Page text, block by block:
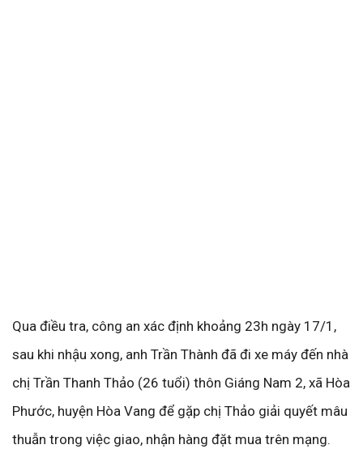
Qua điều tra, công an xác định khoảng 23h ngày 17/1,
sau khi nhậu xong, anh Trần Thành đã đi xe máy đến nhà
chị Trần Thanh Thảo (26 tuổi) thôn Giáng Nam 2, xã Hòa
Phước, huyện Hòa Vang để gặp chị Thảo giải quyết mâu
thuẫn trong việc giao, nhận hàng đặt mua trên mạng.